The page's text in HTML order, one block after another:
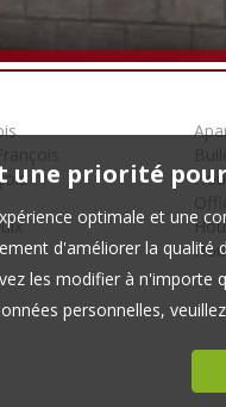
une priorité
optimale et une
d'améliorer la
les modifier à
personnelles,